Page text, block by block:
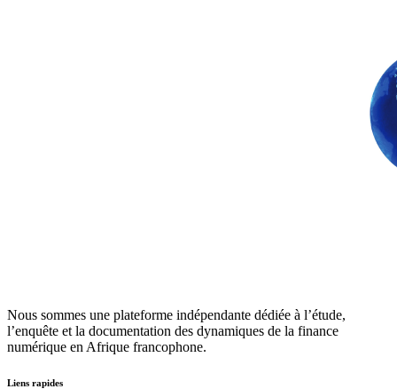
Nous sommes une plateforme indépendante dédiée à l’étude,
l’enquête et la documentation des dynamiques de la finance
numérique en Afrique francophone.
Liens rapides